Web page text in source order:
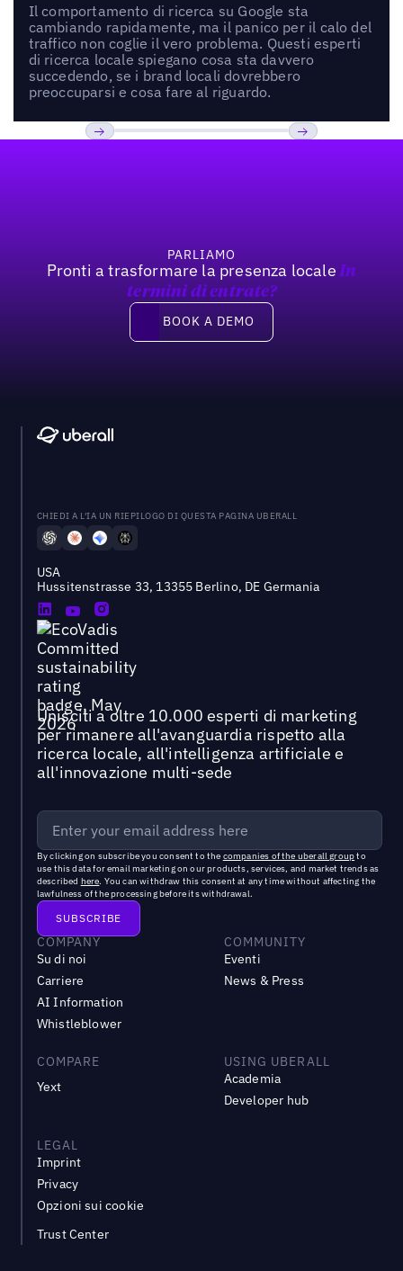
Il comportamento di ricerca su Google sta
cambiando rapidamente, ma il panico per il calo del
traffico non coglie il vero problema. Questi esperti
di ricerca locale spiegano cosa sta davvero
succedendo, se i brand locali dovrebbero
preoccuparsi e cosa fare al riguardo.
PARLIAMO
Pronti a trasformare la presenza locale In
termini di entrate?
Book a demo
BOOK A DEMO
CHIEDI A L'IA UN RIEPILOGO DI QUESTA PAGINA UBERALL
USA
Hussitenstrasse 33, 13355 Berlino, DE Germania
Unisciti a oltre 10.000 esperti di marketing
per rimanere all'avanguardia rispetto alla
ricerca locale, all'intelligenza artificiale e
all'innovazione multi-sede
By clicking on subscribe you consent to the companies of the uberall groupto
use this data for email marketing on our products, services, and market trends as
described here. You can withdraw this consent at any time without affecting the
lawfulness of the processing before its withdrawal.
COMPANY
Su di noi
Carriere
AI Information
Whistleblower
COMMUNITY
Eventi
News & Press
COMPARE
Yext
USING UBERALL
Academia
Developer hub
LEGAL
Imprint
Privacy
Opzioni sui cookie
Trust Center